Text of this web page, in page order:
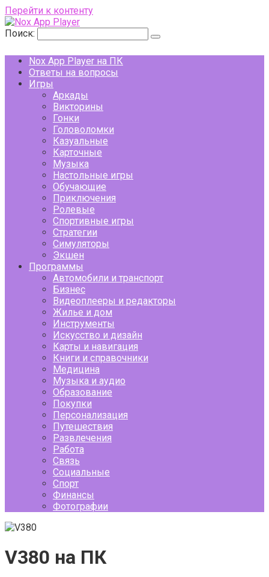
Перейти к контенту
Поиск:
Nox App Player на ПК
Ответы на вопросы
Игры
Аркады
Викторины
Гонки
Головоломки
Казуальные
Карточные
Музыка
Настольные игры
Обучающие
Приключения
Ролевые
Спортивные игры
Стратегии
Симуляторы
Экшен
Программы
Автомобили и транспорт
Бизнес
Видеоплееры и редакторы
Жилье и дом
Инструменты
Искусство и дизайн
Карты и навигация
Книги и справочники
Медицина
Музыка и аудио
Образование
Покупки
Персонализация
Путешествия
Развлечения
Работа
Связь
Социальные
Спорт
Финансы
Фотографии
V380 на ПК